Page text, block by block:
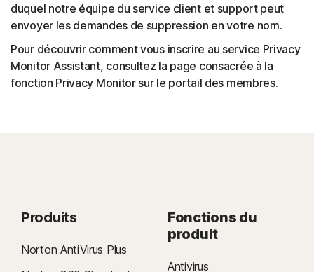
duquel notre équipe du service client et support peut
envoyer les demandes de suppression en votre nom.
Pour découvrir comment vous inscrire au service Privacy
Monitor Assistant, consultez la page consacrée à la
fonction Privacy Monitor sur le portail des membres.
Produits
Norton AntiVirus Plus
Fonctions du
produit
Antivirus